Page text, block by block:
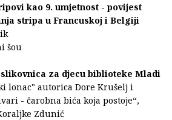
kao 9. umjetnost - povijest
stripa u Francuskoj i Belgiji
šou
slikovnica za djecu biblioteke Mladi
lonac" autorica Dore Krušelj i
- čarobna bića koja postoje“,
Zdunić